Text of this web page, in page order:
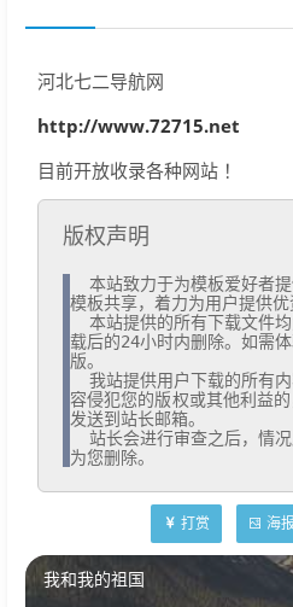
河北七二导航网
http://www.72715.net
目前开放收录各种网站 ！
版权声明
模板共享，着力为用户提供优
载后的24小时内删除。如需
版。
容侵犯您的版权或其他利益
发送到站长邮箱。
为您删除。
打赏 海报
我和我的祖国